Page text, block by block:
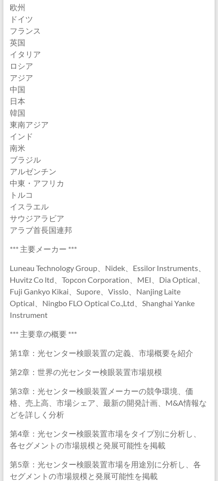
欧州
ドイツ
フランス
英国
イタリア
ロシア
アジア
中国
日本
韓国
東南アジア
インド
南米
ブラジル
アルゼンチン
中東・アフリカ
トルコ
イスラエル
サウジアラビア
アラブ首長国連邦
*** 主要メーカー ***
Luneau Technology Group、Nidek、Essilor Instruments、
Huvitz Co ltd、Topcon Corporation、MEI、Dia Optical、
Fuji Gankyo Kikai、Supore、Visslo、Nanjing Laite
Optical、Ningbo FLO Optical Co.,Ltd、Shanghai Yanke
Instrument
*** 主要章の概要 ***
第1章：光センター検眼装置の定義、市場概要を紹介
第2章：世界の光センター検眼装置市場規模
第3章：光センター検眼装置メーカーの競争環境、価
格、売上高、市場シェア、最新の開発計画、M&A情報な
どを詳しく分析
第4章：光センター検眼装置市場をタイプ別に分析し、
各セグメントの市場規模と発展可能性を掲載
第5章：光センター検眼装置市場を用途別に分析し、各
セグメントの市場規模と発展可能性を掲載